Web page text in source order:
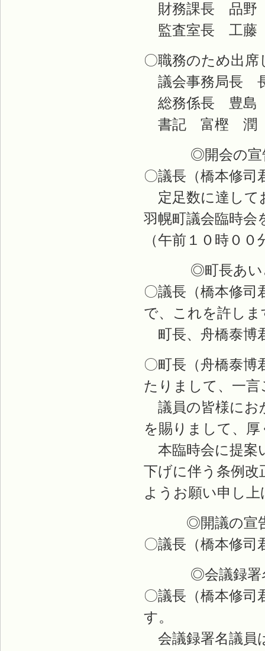
財務課長 品
監査室長 工
〇職務のため出席
議会事務局長
総務係長 豊
書記 富樫 潤
◎開会の宣
〇議長（橋本修
定足数に達して
羽幌町議会臨時会
（午前１０時００
◎町長あい
〇議長（橋本修
で、これを許しま
町長、舟橋泰博
〇町長（舟橋泰
たりまして、一
議員の皆様にお
を賜りまして、
本臨時会に提案
下げに伴う条例
ようお願い申し
◎開議の宣
〇議長（橋本修
◎会議録署名
〇議長（橋本修
す。
会議録署名議員